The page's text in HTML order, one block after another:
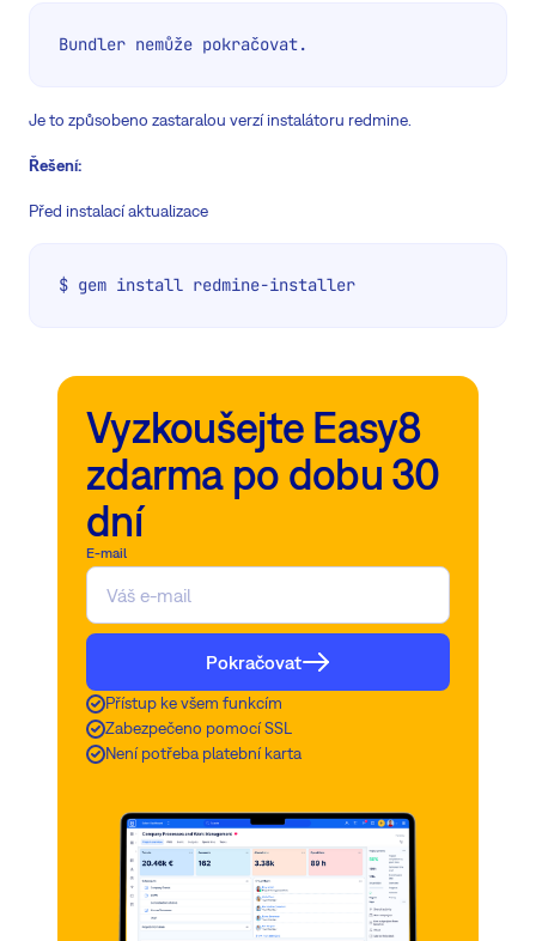
Bundler nemůže pokračovat.
Je to způsobeno zastaralou verzí instalátoru redmine.
Řešení:
Před instalací aktualizace
$ gem install redmine-installer
Vyzkoušejte Easy8
zdarma po dobu 30
dní
E-mail
Pokračovat
Přístup ke všem funkcím
Zabezpečeno pomocí SSL
Není potřeba platební karta